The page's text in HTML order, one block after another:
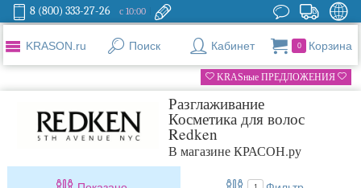
8 (800) 333-27-26 с 10:00
KRASON.ru Поиск Кабинет 0 Корзина
KRASные ПРЕДЛОЖЕНИЯ
Разглаживание
Косметика для волос
Redken
В магазине КРАСОН.ру